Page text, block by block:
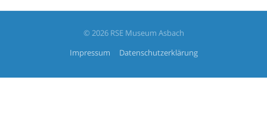
© 2026 RSE Museum Asbach
Impressum
Datenschutzerklärung